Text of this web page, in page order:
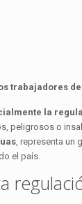
trabajadores
la
peligrosos o
, representa un
el país.